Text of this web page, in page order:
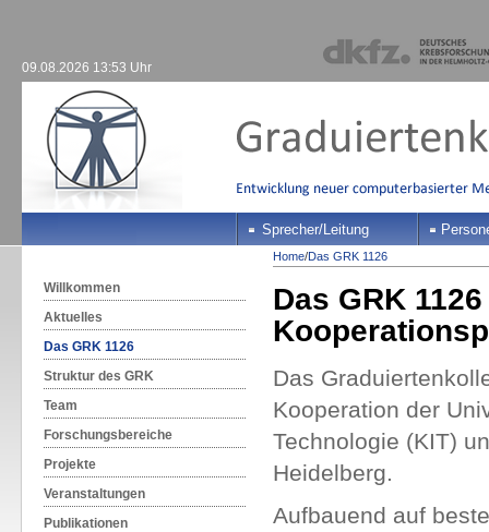
09.08.2026 13:53 Uhr
Sprecher/Leitung
Willkommen
Aktuelles
Das GRK 1126
Struktur des GRK
Team
Forschungsbereiche
Projekte
Veranstaltungen
Publikationen
Home/Das GRK 1126
Das GRK
Das
Kooperation der
Technologie (KIT)
Heidelberg.
Aufbauend auf